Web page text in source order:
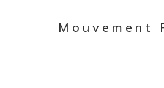
Mouvement